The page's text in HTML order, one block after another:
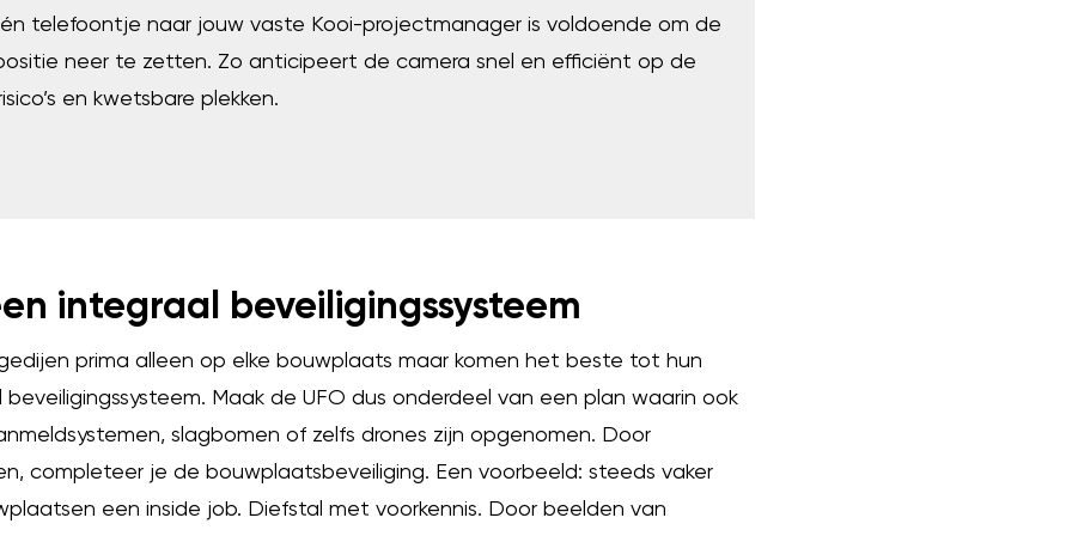
telefoontje naar jouw vaste Kooi-projectmanager is voldoende om de
neer te zetten. Zo anticipeert de camera snel en efficiënt op de
en kwetsbare plekken.
integraal beveiligingssysteem
gedijen prima alleen op elke bouwplaats maar komen het beste tot hun
Maak de UFO dus onderdeel van een plan waarin ook
slagbomen of zelfs drones zijn opgenomen. Door
completeer je de bouwplaatsbeveiliging. Een voorbeeld: steeds vaker
een inside job. Diefstal met voorkennis. Door beelden van